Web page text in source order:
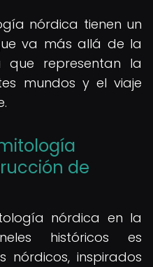
nórdica tienen un
va más allá de la
que representan la
mundos y el viaje
de
nórdica en la
históricos es
nórdicos, inspirados